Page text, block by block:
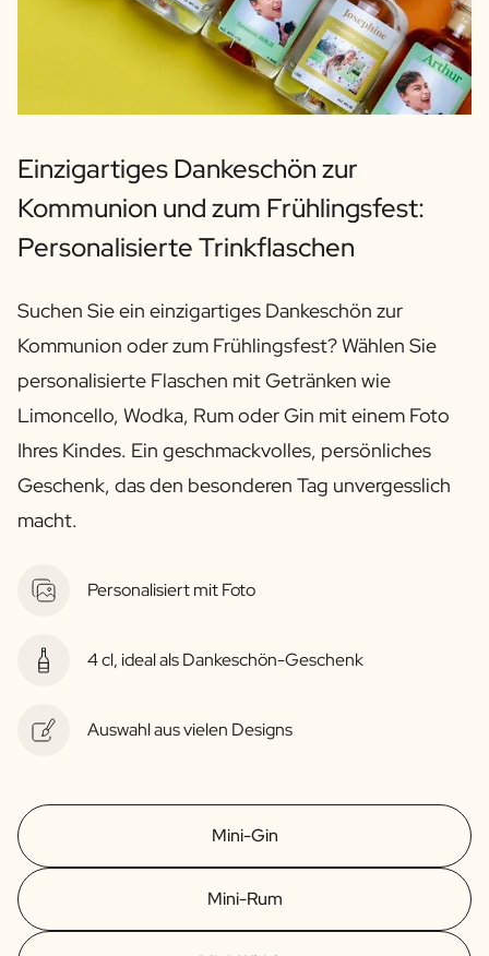
Einzigartiges Dankeschön zur
Kommunion und zum Frühlingsfest:
Personalisierte Trinkflaschen
Suchen Sie ein einzigartiges Dankeschön zur
Kommunion oder zum Frühlingsfest? Wählen Sie
personalisierte Flaschen mit Getränken wie
Limoncello, Wodka, Rum oder Gin mit einem Foto
Ihres Kindes. Ein geschmackvolles, persönliches
Geschenk, das den besonderen Tag unvergesslich
macht.
Personalisiert mit Foto
4 cl, ideal als Dankeschön-Geschenk
Auswahl aus vielen Designs
Mini-Gin
Mini-Rum